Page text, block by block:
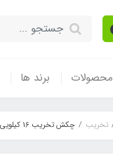
محصولات برند ها
تخریب چکش تخریب 16 کیلویی توسن مدل 6016DH